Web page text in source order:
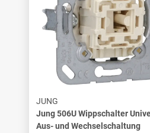
JUNG
Jung 506U Wippschalter
Aus- und Wechselschaltung